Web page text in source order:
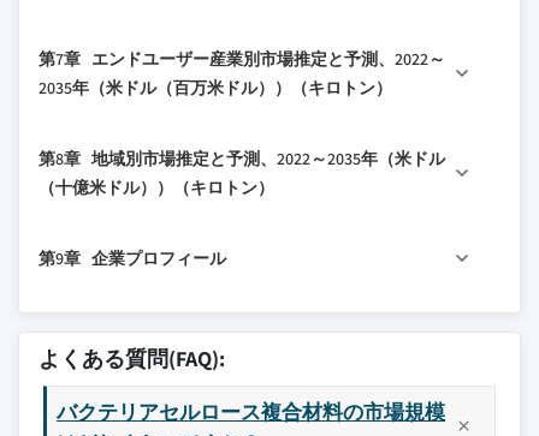
1.6 基本推定値と計算
1.6.1 いずれかの手法に対する基準年の計算
1.7.1 定量化された市場影響分析
1.7.1.1 成長パラメータが予測に与える数
1.8 調査の透明性に関する追加資料
1.8.3 信頼に対する当社の取り組み
3.2.3 市場機会
3.3 成長可能性分析
3.4.1 北米
3.4.2 欧州
3.4.4 ラテンアメリカ
3.5 ポーターの分析
3.6 PESTEL分析
3.7 価格動向
4.2.1.5 中東・アフリカ
4.5 主要な動向
4.5.4 拡大計画
5.3 無機材料複合材
5.5 ハイブリッド複合材
6.2 フィルム・メンブレン
6.3 ハイドロゲル・ウェット形態
6.5 粉末・粒子
第7章 エンドユーザー産業別市場推定と予測、2022～
2035年（米ドル（百万米ドル））（キロトン）
7.2 医療・製薬
7.3 エレクトロニクス・半導体
レイ
7.3.3 センサー・バイオセンサー
7.4 食品・飲料
7.5 自動車・航空宇宙
第8章 地域別市場推定と予測、2022～2035年（米ドル
（十億米ドル））（キロトン）
8.2 北米
8.2.2 カナダ
8.3 欧州
8.3.1 ドイツ
第9章 企業プロフィール
9.1 Axcelon Biopolymers
9.3 Evonik Industries AG
9.4 FZMB GmbH
よくある質問(FAQ):
バクテリアセルロース複合材料の市場規模